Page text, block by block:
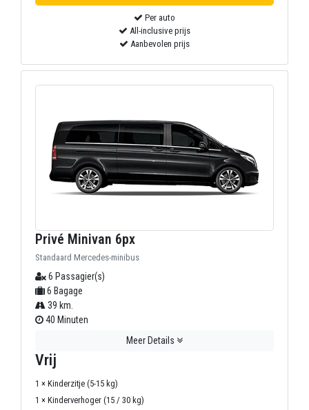
Per auto
All-inclusive prijs
Aanbevolen prijs
Privé Minivan 6px
Standaard Mercedes-minibus
6 Passagier(s)
6 Bagage
39 km.
40 Minuten
Meer Details
Vrij
1 × Kinderzitje (5-15 kg)
1 × Kinderverhoger (15 / 30 kg)